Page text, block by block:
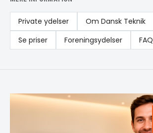
Private ydelser Om Dansk Teknik
Se priser
Foreningsydelser FAQ